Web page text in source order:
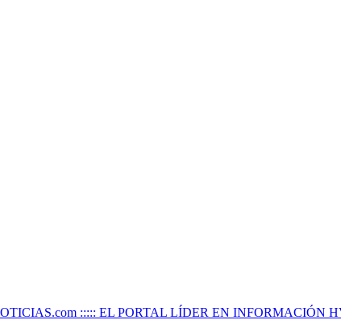
::::: EL PORTAL LÍDER EN INFORMACIÓN